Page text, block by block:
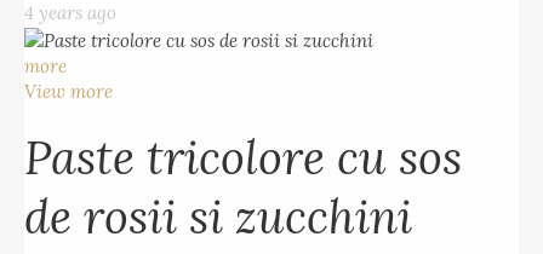
4 years ago
more
View more
Paste tricolore cu sos
de rosii si zucchini